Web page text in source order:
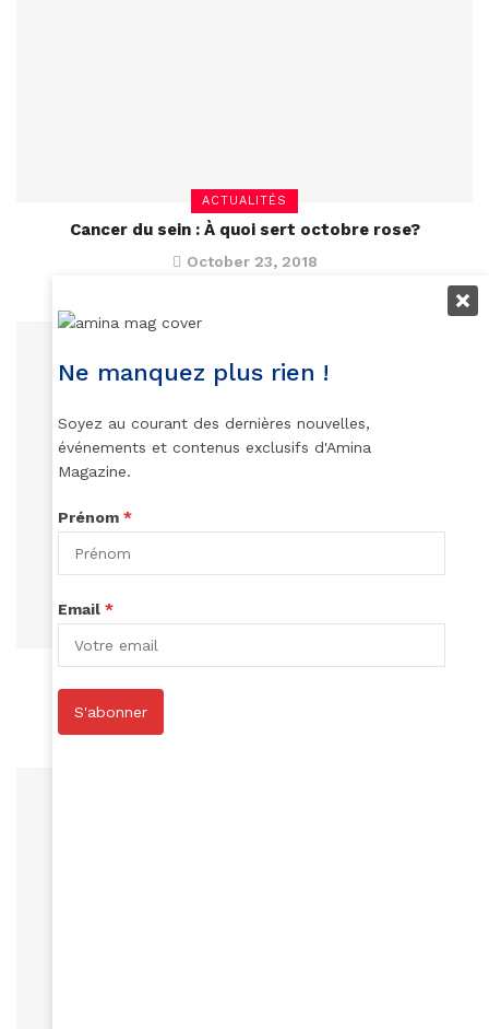
ACTUALITÉS
Cancer du sein : À quoi sert octobre rose?
October 23, 2018
Ne manquez plus rien !
Soyez au courant des dernières nouvelles,
événements et contenus exclusifs d'Amina
Magazine.
Prénom *
Email *
S'abonner